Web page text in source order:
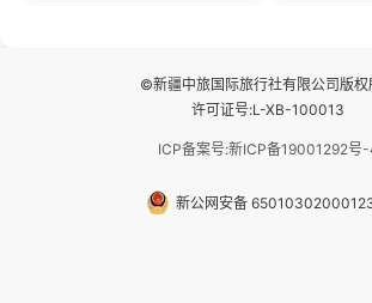
©新疆中旅国际旅行社有限公司版权
许可证号:L-XB-100013
ICP备案号:新ICP备19001292号
新公网安备